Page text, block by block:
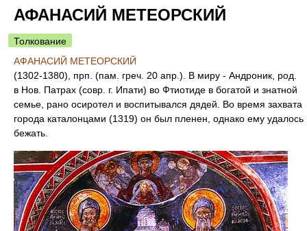
АФАНАСИЙ МЕТЕОРСКИЙ
Толкование
АФАНАСИЙ МЕТЕОРСКИЙ
(1302-1380), прп. (пам. греч. 20 апр.). В миру - Андроник, род.
в Нов. Патрах (совр. г. Ипати) во Фтиотиде в богатой и знатной
семье, рано осиротел и воспитывался дядей. Во время захвата
города каталонцами (1319) он был пленен, однако ему удалось
бежать.